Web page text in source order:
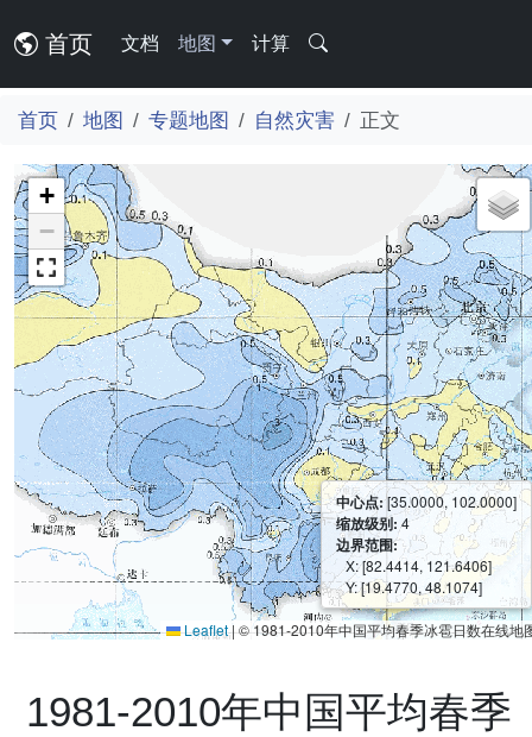
首页 文档 地图 计算
首页 地图 专题地图 自然灾害 正文
+
−
中心点:[35.0000, 102.0000]
缩放级别:4
边界范围:
X: [82.4414, 121.6406]
Y: [19.4770, 48.1074]
Leaflet|© 1981-2010年中国平均春季冰雹日数在线地
1981-2010年中国平均春季